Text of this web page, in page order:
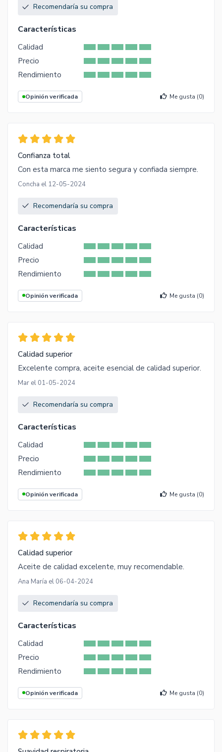
Recomendaría su compra
Características
Calidad
Precio
Rendimiento
Opinión verificada Me gusta (0)
Confianza total
Con esta marca me siento segura y confiada siempre.
Concha el 12-05-2024
Recomendaría su compra
Características
Calidad
Precio
Rendimiento
Opinión verificada Me gusta (0)
Calidad superior
Excelente compra, aceite esencial de calidad superior.
Mar el 01-05-2024
Recomendaría su compra
Características
Calidad
Precio
Rendimiento
Opinión verificada Me gusta (0)
Calidad superior
Aceite de calidad excelente, muy recomendable.
Ana María el 06-04-2024
Recomendaría su compra
Características
Calidad
Precio
Rendimiento
Opinión verificada Me gusta (0)